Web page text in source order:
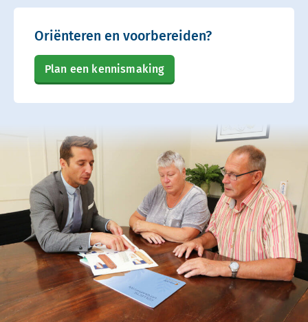
Oriënteren en voorbereiden?
Plan een kennismaking